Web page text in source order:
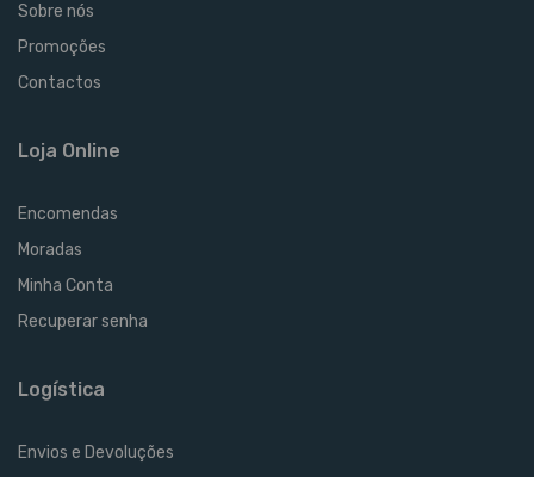
Sobre nós
Promoções
Contactos
Loja Online
Encomendas
Moradas
Minha Conta
Recuperar senha
Logística
Envios e Devoluções